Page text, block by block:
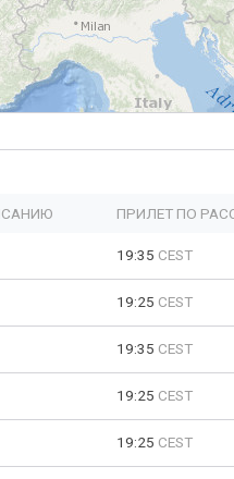
ПРИЛЕТ ПО
19:35 CEST
19:25 CEST
19:35 CEST
19:25 CEST
19:25 CEST